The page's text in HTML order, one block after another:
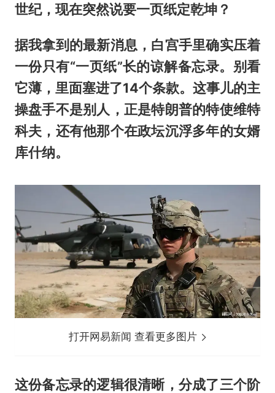
世纪，现在突然说要一页纸定乾坤？
据我拿到的最新消息，白宫手里确实压着
一份只有“一页纸”长的谅解备忘录。别看
它薄，里面塞进了14个条款。这事儿的主
操盘手不是别人，正是特朗普的特使维特
科夫，还有他那个在政坛沉浮多年的女婿
库什纳。
打开网易新闻 查看更多图片
这份备忘录的逻辑很清晰，分成了三个阶